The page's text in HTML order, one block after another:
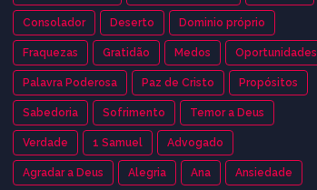
Consolador Deserto Dominio próprio
Fraquezas Gratidão Medos Oportunidades
Palavra Poderosa Paz de Cristo Propósitos
Sabedoria Sofrimento Temor a Deus
Verdade 1 Samuel Advogado
Agradar a Deus Alegria Ana Ansiedade